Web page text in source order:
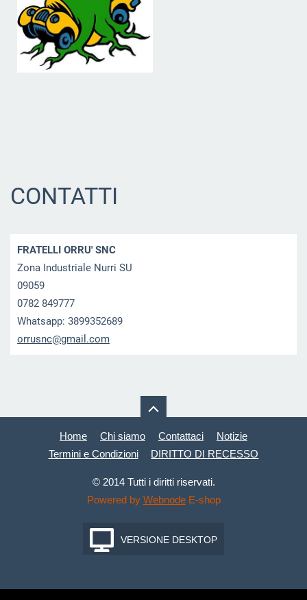
CONTATTI
FRATELLI ORRU' SNC
Zona Industriale Nurri SU
09059
0782 849777
Whatsapp: 3899352689
orrusnc@gmail.com
Home Chi siamo Contattaci
Notizie
Termini e Condizioni
DIRITTO DI RECESSO
© 2014 Tutti i diritti riservati.
Powered by WebnodeE-shop
VERSIONE DESKTOP